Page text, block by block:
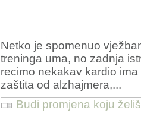
Netko je spomenuo
treninga uma, no zadnja
recimo nekakav kardio
zaštita od alzhajmera,...
Budi promjena koju